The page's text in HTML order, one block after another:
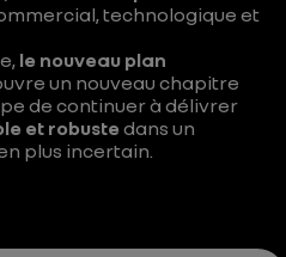
technologique et
le nouveau plan
un nouveau chapitre
de continuer à délivrer
et robuste dans un
plus incertain.